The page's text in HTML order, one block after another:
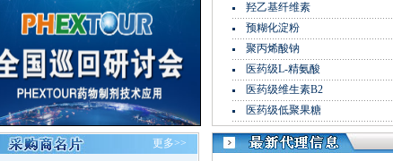
羟乙基纤维素
预糊化淀粉
聚丙烯酸钠
医药级L-精氨酸
医药级维生素B2
医药级低聚果糖
更多>>